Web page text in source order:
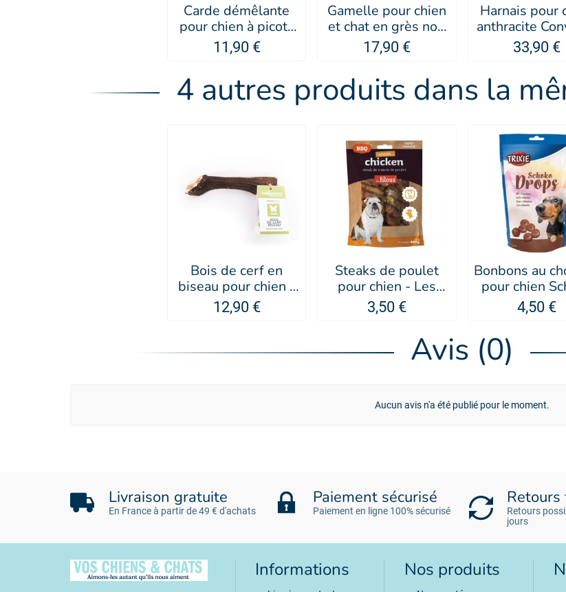
Carde démêlante
pour chien à picots
longs et protégés
Juliet - Artero
11,90 €
Gamelle pour chien
et chat en grès noir
Keramo - Zolux
17,90 €
Harnais pour
anthracite
EZYDOG
33,90 €
4 autres produits dans la
Bois de cerf en
biseau pour chien -
MARTIN SELLIER
12,90 €
Steaks de poulet
pour chien - Les
Filous
3,50 €
Bonbons au
pour chien
Drops -
4,50 €
Avis (0)
Aucun avis n'a été publié pour le moment.
Livraison gratuite
En France à partir de 49 € d'achats
Paiement sécurisé
Paiement en ligne 100% sécurisé
Retours
Retours
jours
Informations Nos produits